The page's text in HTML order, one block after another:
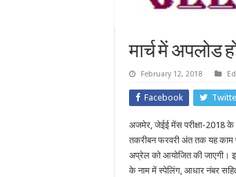
मार्च में अपलोड
February 12, 2018
Facebook
अजमेर, जेईई मेंस परीक्षा-2018 के
तकरीबन फरवरी अंत तक यह काम
अप्रेल को आयोजित की जाएगी। इस
के नाम में स्पेलिंग, आधार नंबर